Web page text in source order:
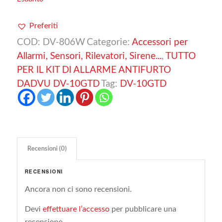
Preferiti
COD: DV-806W Categorie: Accessori per
Allarmi, Sensori, Rilevatori, Sirene...,
TUTTO
PER IL KIT DI ALLARME ANTIFURTO
DADVU DV-10GTD
Tag: DV-10GTD
Recensioni (0)
RECENSIONI
Ancora non ci sono recensioni.
Devi effettuare l’accessoper pubblicare una